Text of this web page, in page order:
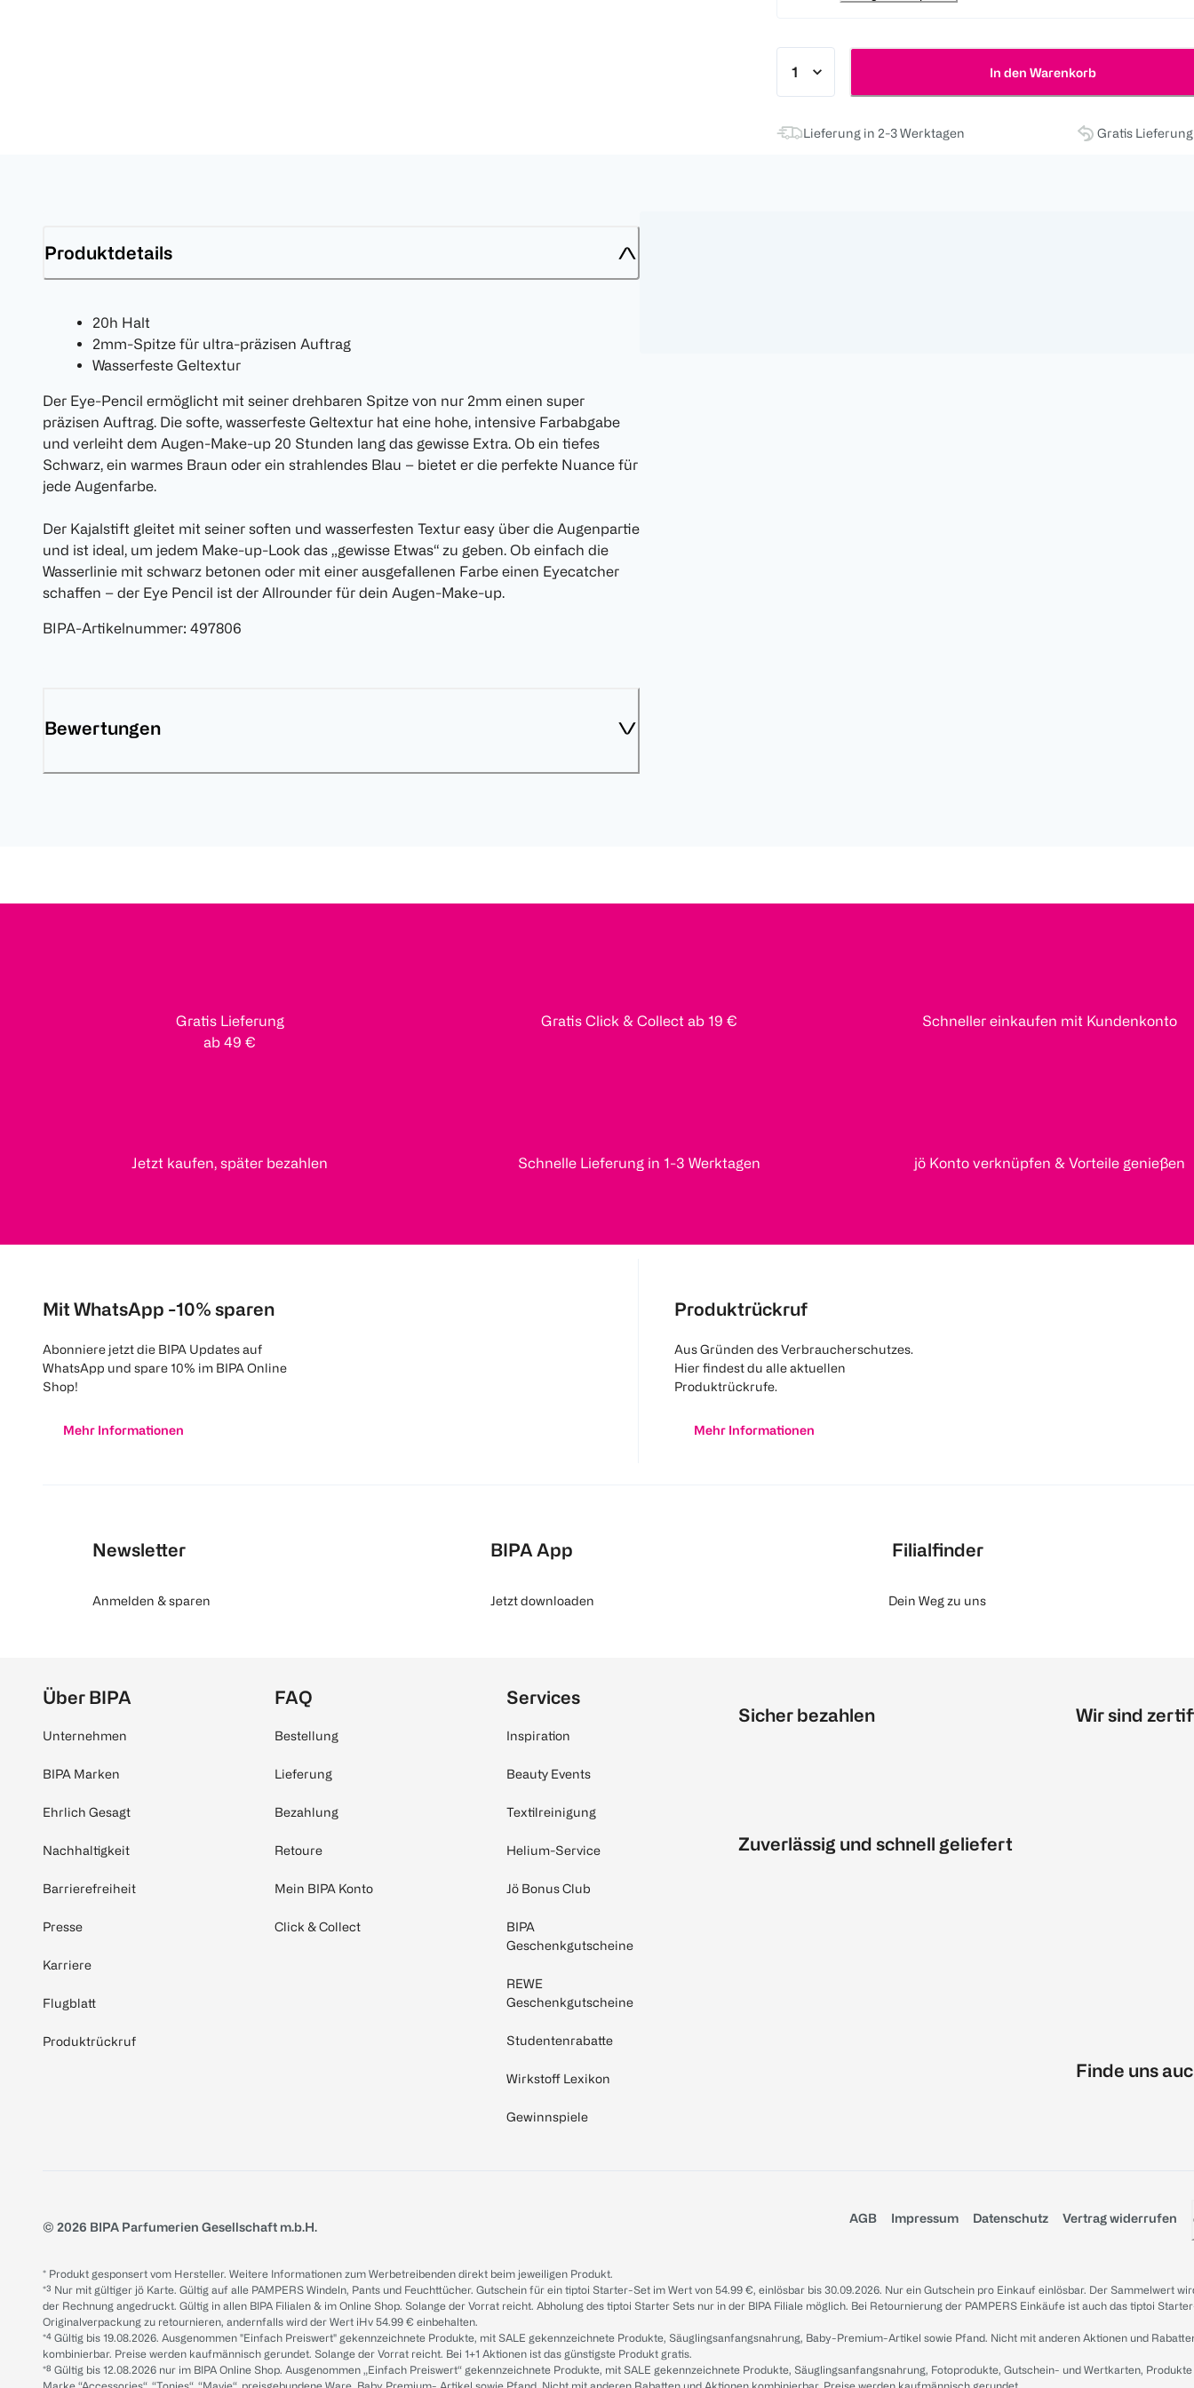
In den Warenkorb
Lieferung in 2-3 Werktagen Gratis
Produktdetails
20h Halt
2mm-Spitze für ultra-präzisen Auftrag
Wasserfeste Geltextur
Der Eye-Pencil ermöglicht mit seiner drehbaren Spitze von nur 2mm einen super
präzisen Auftrag. Die softe, wasserfeste Geltextur hat eine hohe, intensive Farbabgabe
und verleiht dem Augen-Make-up 20 Stunden lang das gewisse Extra. Ob ein tiefes
Schwarz, ein warmes Braun oder ein strahlendes Blau – bietet er die perfekte Nuance für
jede Augenfarbe.
Der Kajalstift gleitet mit seiner soften und wasserfesten Textur easy über die Augenpartie
und ist ideal, um jedem Make-up-Look das „gewisse Etwas“ zu geben. Ob einfach die
Wasserlinie mit schwarz betonen oder mit einer ausgefallenen Farbe einen Eyecatcher
schaffen – der Eye Pencil ist der Allrounder für dein Augen-Make-up.
BIPA-Artikelnummer: 497806
Bewertungen
Gratis Lieferung
ab 49 €
Gratis Click & Collect ab 19 € Schneller einkaufen mit Kundenkonto
Jetzt kaufen, später bezahlen Schnelle Lieferung in 1-3 Werktagen jö Konto verknüpfen & Vorteile genießen
Mit WhatsApp -10% sparen
Abonniere jetzt die BIPA Updates auf
WhatsApp und spare 10% im BIPA Online
Shop!
Mehr Informationen
Produktrückruf
Aus Gründen des Verbraucherschutzes.
Hier findest du alle aktuellen
Produktrückrufe.
Mehr Informationen
Newsletter
Anmelden & sparen
BIPA App
Jetzt downloaden
Filialfinder
Dein Weg zu uns
Über BIPA
Unternehmen
BIPA Marken
Ehrlich Gesagt
Nachhaltigkeit
Barrierefreiheit
Presse
Karriere
Flugblatt
Produktrückruf
FAQ
Bestellung
Lieferung
Bezahlung
Retoure
Mein BIPA Konto
Click & Collect
Services
Inspiration
Beauty Events
Textilreinigung
Helium-Service
Jö Bonus Club
BIPA
Geschenkgutscheine
REWE
Geschenkgutscheine
Studentenrabatte
Wirkstoff Lexikon
Gewinnspiele
Sicher bezahlen
Zuverlässig und schnell geliefert
Wir sind
Finde uns
© 2026 BIPA Parfumerien Gesellschaft m.b.H.
AGB Impressum Datenschutz Vertrag widerrufen
* Produkt gesponsert vom Hersteller. Weitere Informationen zum Werbetreibenden direkt beim jeweiligen Produkt.
*³ Nur mit gültiger jö Karte. Gültig auf alle PAMPERS Windeln, Pants und Feuchttücher. Gutschein für ein tiptoi Starter-Set im Wert von 54.99 €, einlösbar bis 30.09.2026. Nur ein Gutschein pro Einkauf einlösbar. Der Sammelwert
der Rechnung angedruckt. Gültig in allen BIPA Filialen & im Online Shop. Solange der Vorrat reicht. Abholung des tiptoi Starter Sets nur in der BIPA Filiale möglich. Bei Retournierung der PAMPERS Einkäufe ist auch das tiptoi
Originalverpackung zu retournieren, andernfalls wird der Wert iHv 54.99 € einbehalten.
*⁴ Gültig bis 19.08.2026. Ausgenommen "Einfach Preiswert" gekennzeichnete Produkte, mit SALE gekennzeichnete Produkte, Säuglingsanfangsnahrung, Baby-Premium-Artikel sowie Pfand. Nicht mit anderen Aktionen und
kombinierbar. Preise werden kaufmännisch gerundet. Solange der Vorrat reicht. Bei 1+1 Aktionen ist das günstigste Produkt gratis.
*⁸ Gültig bis 12.08.2026 nur im BIPA Online Shop. Ausgenommen „Einfach Preiswert“ gekennzeichnete Produkte, mit SALE gekennzeichnete Produkte, Säuglingsanfangsnahrung, Fotoprodukte, Gutschein- und Wertkarten,
Marke “Accessories“, “Tonies“, “Mavie“, preisgebundene Ware, Baby Premium- Artikel sowie Pfand. Nicht mit anderen Rabatten und Aktionen kombinierbar. Preise werden kaufmännisch gerundet.